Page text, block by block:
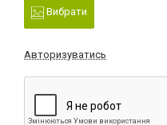
Вибрати
Авторизуватись